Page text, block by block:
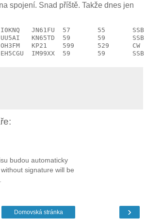
spojení. Snad příště. Takže dnes jen
I0KNQ   JN61FU  57       55       SSB
UU5AI   KN65TD  59       59       SSB
OH3FM   KP21    599      529      CW
IM99XX  59       59       SSB
budou automaticky
signature will be
›
Domovská stránka